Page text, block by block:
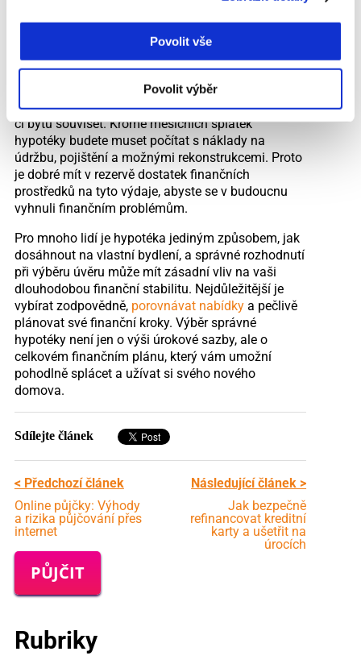
Povolit vše
Povolit výběr
Financování bydlení není jen o získání
nejvýhodnější hypotéky, ale také o celkovém
finančním plánování. Koupě nemovitosti znamená
závazek na desítky let, a proto je důležité myslet i
na další výdaje, které mohou s vlastnictvím domu
či bytu souviset. Kromě měsíčních splátek
hypotéky budete muset počítat s náklady na
údržbu, pojištění a možnými rekonstrukcemi. Proto
je dobré mít v rezervě dostatek finančních
prostředků na tyto výdaje, abyste se v budoucnu
vyhnuli finančním problémům.
Pro mnoho lidí je hypotéka jediným způsobem, jak
dosáhnout na vlastní bydlení, a správné rozhodnutí
při výběru úvěru může mít zásadní vliv na vaši
dlouhodobou finanční stabilitu. Nejdůležitější je
vybírat zodpovědně, porovnávat nabídkya pečlivě
plánovat své finanční kroky. Výběr správné
hypotéky není jen o výši úrokové sazby, ale o
celkovém finančním plánu, který vám umožní
pohodlně splácet a užívat si svého nového
domova.
Sdílejte článek
< Předchozí článek
Online půjčky: Výhody
a rizika půjčování přes
internet
Následující článek >
Jak bezpečně
refinancovat kreditní
karty a ušetřit na
úrocích
PŮJČIT
Rubriky